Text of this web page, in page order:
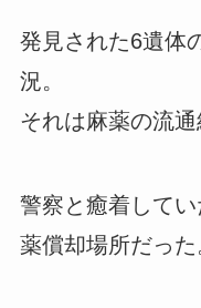
発見された6遺体
況。
それは麻薬の流通
警察と癒着して
薬償却場所だった